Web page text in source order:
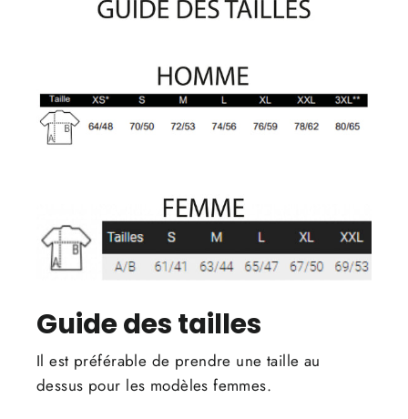
Guide des tailles
Il est préférable de prendre une taille au
dessus pour les modèles femmes.